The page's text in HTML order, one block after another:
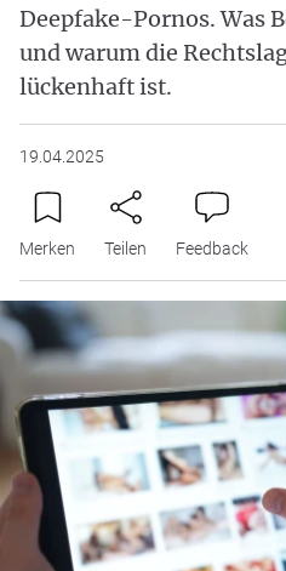
Deepfake-Pornos. Was
und warum die
lückenhaft ist.
19.04.2025
Merken Teilen Feedback